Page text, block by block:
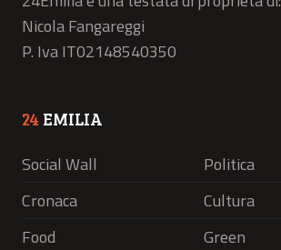
Nicola Fangareggi
P. Iva IT02148540350
24 EMILIA
Social Wall
Politica
Cronaca
Cultura
Food
Green